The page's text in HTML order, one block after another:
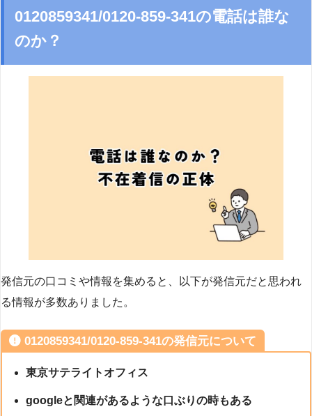
0120859341/0120-859-341の電話は誰な
のか？
発信元の口コミや情報を集めると、以下が発信元だと思われ
る情報が多数ありました。
0120859341/0120-859-341の発信元について
東京サテライトオフィス
googleと関連があるような口ぶりの時もある